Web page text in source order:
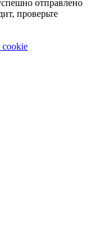
отправлено
проверьте